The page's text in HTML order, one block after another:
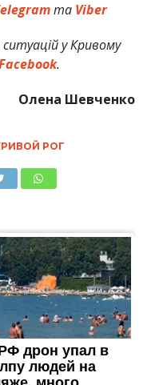
та Viber
у Кривому
.
Олена Шевченко
РОГ